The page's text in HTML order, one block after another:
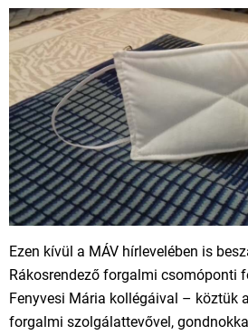
Ezen kívül a MÁV hírlevelében is
Rákosrendező forgalmi csomóponti
Fenyvesi Mária kollégáival – köztük
forgalmi szolgálattevővel,